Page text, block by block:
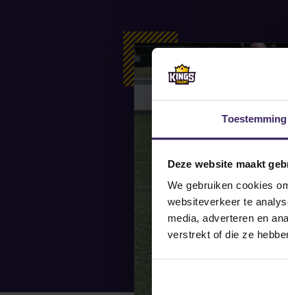
Toestemming
Deze website maakt
We gebruiken cookies
websiteverkeer te
media, adverteren en
verstrekt of die ze